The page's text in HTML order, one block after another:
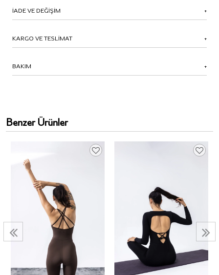
İADE VE DEĞİŞİM
KARGO VE TESLİMAT
BAKIM
Benzer Ürünler